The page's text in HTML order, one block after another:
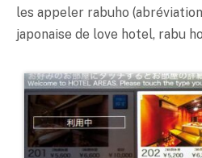
les appeler rabuho
japonaise de love hotel, rabu